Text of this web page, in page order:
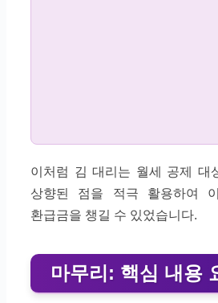
이처럼 김 대리는 월세 공제 대
상향된 점을 적극 활용하여
환급금을 챙길 수 있었습니다.
마무리: 핵심 내용